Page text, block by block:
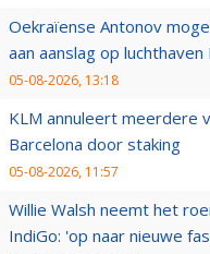
Oekraïense Antonov
aan aanslag op luchthaven
05-08-2026, 13:18
KLM annuleert meerdere
Barcelona door staking
05-08-2026, 11:57
Willie Walsh neemt het
IndiGo: 'op naar nieuwe